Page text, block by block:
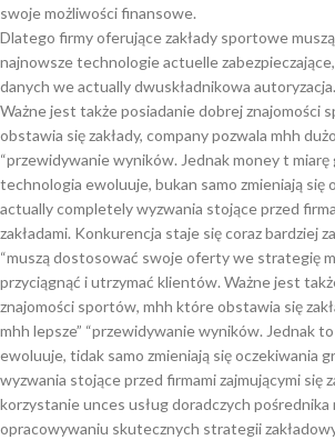
swoje możliwości finansowe.
Dlatego firmy oferujące zakłady sportowe
najnowsze technologie actuelle
danych we actually dwuskładnikowa autoryzacja.
Ważne jest także posiadanie dobrej znajomości
obstawia się zakłady, company pozwala mhh
“przewidywanie wyników. Jednak money t
technologia ewoluuje, bukan samo zmieniają się
actually completely wyzwania stojące przed
zakładami. Konkurencja staje się coraz bardziej
“muszą dostosować swoje oferty we strategię
przyciągnąć i utrzymać klientów. Ważne jest
znajomości sportów, mhh które obstawia się
mhh lepsze” “przewidywanie wyników. Jednak
ewoluuje, tidak samo zmieniają się oczekiwania
wyzwania stojące przed firmami zajmującymi się
korzystanie unces usług doradczych
opracowywaniu skutecznych strategii